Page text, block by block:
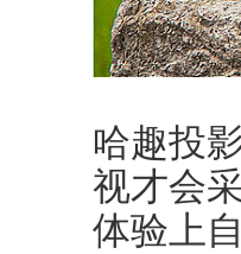
哈趣投
视才会
体验上